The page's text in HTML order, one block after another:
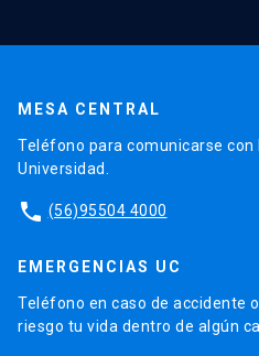
MESA CENTRAL
Teléfono para comunicarse
Universidad.
phone (56)95504 4000
EMERGENCIAS UC
Teléfono en caso de accidente
riesgo tu vida dentro de algún